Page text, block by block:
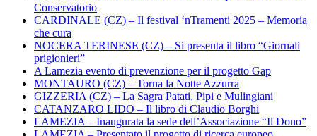
Conservatorio
CARDINALE (CZ) – Il festival ‘nTramenti 2025 – Memoria
che cura
NOCERA TERINESE (CZ) – Si presenta il libro “Giornali
prigionieri”
A Lamezia evento di prevenzione per il progetto Gap
MONTAURO (CZ) – Torna la Notte Azzurra
GIZZERIA (CZ) – La Sagra Patati, Pipi e Mulingiani
CATANZARO LIDO – Il libro di Claudio Borghi
LAMEZIA – Inaugurata la sede dell’Associazione “Il Dono”